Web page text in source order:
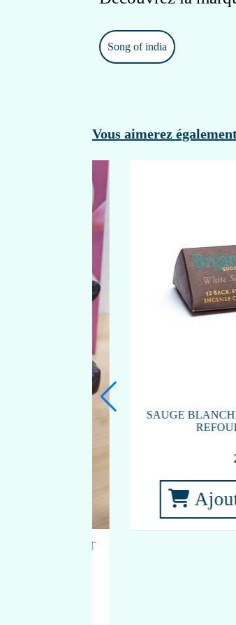
Song of india
Vous aimerez
BOIS DE SANTAL
Ajouter